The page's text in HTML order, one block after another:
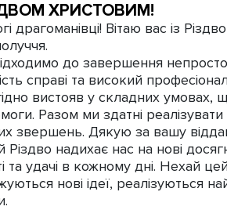
ХРИСТОВИМ!
драгоманівці! Вітаю вас із
до завершення
справі та високий
вистояв у складних умовах,
Разом ми здатні
звершень. Дякую за вашу
Різдво надихає нас на нові
та удачі в кожному дні. Нехай
нові ідеї, реалізуються